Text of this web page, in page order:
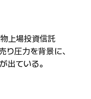
上場投資信託
り圧力を背景に、
出ている。